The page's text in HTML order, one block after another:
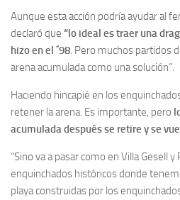
Aunque esta acción podría ayudar al
declaró que “lo ideal es traer una
hizo en el ´98 . Pero muchos partidos
arena acumulada como una solución”.
Haciendo hincapié en los
retener la arena. Es importante, pero
acumulada después se retire y se
“Sino va a pasar como en Villa Gesell
enquinchados históricos donde
playa construidas por los